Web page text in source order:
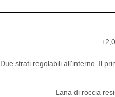
Due strati regolabili all'interno. Il
Lana di roccia